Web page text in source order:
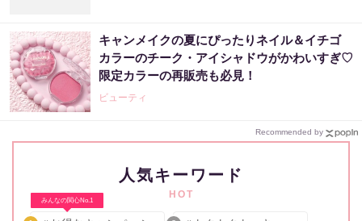
キャンメイクの夏にぴったりネイル＆イチゴ
カラーのチーク・アイシャドウがかわいすぎ♡
限定カラーの再販売も必見！
ビューティ
Recommended by
人気キーワード
HOT
みんなの関心No.1